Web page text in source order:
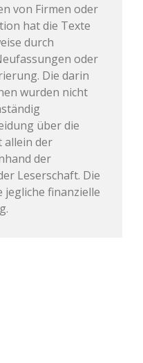
von Firmen oder
hat die Texte
durch
oder
Die darin
wurden nicht
über die
allein der
der
Leserschaft. Die
finanzielle